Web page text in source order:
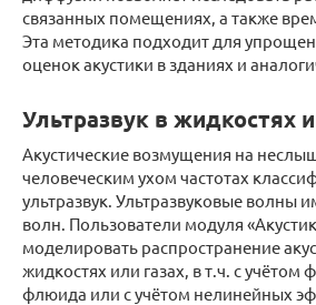
связанных помещениях, а также
Эта методика подходит для
оценок акустики в зданиях и
Ультразвук в жидкостях и
Акустические возмущения на
человеческим ухом частотах
ультразвук. Ультразвуковые волны
волн. Пользователи модуля
моделировать распространение
жидкостях или газах, в т.ч. с учётом
флюида или с учётом нелинейных